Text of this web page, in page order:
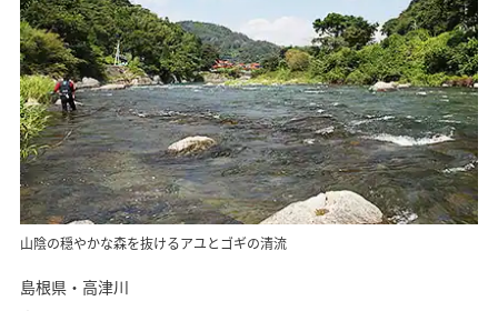
山陰の穏やかな森を抜けるアユとゴギの清流
島根県・高津川